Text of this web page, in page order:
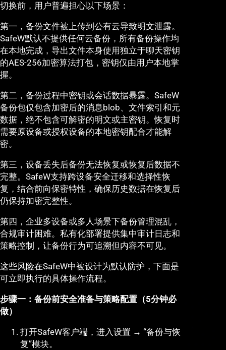
切换前，用户普遍担心以下场景：
第一，备份文件被上传到公有云导致明文泄露。
SafeW默认不提供任何云备份，所有备份操作均
在本地完成，导出文件本身使用独立于聊天密钥
的AES-256加密算法打包，密钥仅由用户本地掌
握。
第二，备份过程中密钥或会话数据暴露。SafeW
备份包仅包含加密后的消息blob、文件索引和元
数据，绝不包含可解密的明文或主密钥。恢复时
需要原设备或授权设备的本地密钥配合才能解
密。
第三，设备丢失后备份无法恢复或恢复后数据不
完整。SafeW支持跨设备安全迁移和选择性恢
复，结合前向保密特性，确保历史数据在恢复后
仍保持加密完整性。
第四，企业多设备或多人场景下备份管理混乱，
合规审计困难。私有化部署提供集中审计日志和
策略控制，让备份行为可追溯但内容不可见。
这些风险在SafeW中被设计为默认防护，下面是
可立即执行的具体操作流程。
步骤一：备份前安全准备与策略配置（5分钟必
做）
打开SafeW客户端，进入设置 → “备份与恢
复”模块。